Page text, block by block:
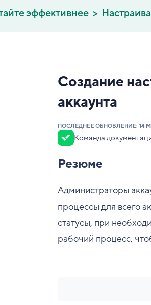
эффективнее
Создание
аккаунта
ПОСЛЕДНЕЕ ОБНОВЛЕНИЕ: 14
Команда
Резюме
Администраторы
процессы для всего
статусы, при
рабочий процесс,